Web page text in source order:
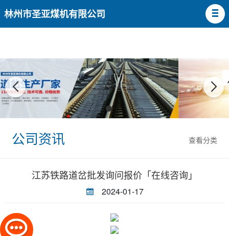
林州市圣亚煤机有限公司
查看分类
公司资讯
江苏铁路道岔批发询问报价「在线咨询」
2024-01-17